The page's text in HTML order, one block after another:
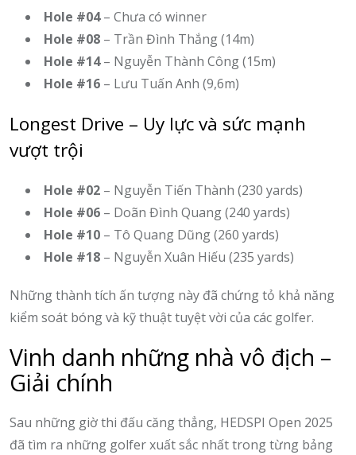
Hole #04– Chưa có winner
Hole #08 – Trần Đình Thắng (14m)
Hole #14– Nguyễn Thành Công (15m)
Hole #16 – Lưu Tuấn Anh (9,6m)
Longest Drive – Uy lực và sức mạnh
vượt trội
Hole #02 – Nguyễn Tiến Thành (230 yards)
Hole #06 – Doãn Đình Quang (240 yards)
Hole #10 – Tô Quang Dũng (260 yards)
Hole #18 – Nguyễn Xuân Hiếu (235 yards)
Những thành tích ấn tượng này đã chứng tỏ khả năng
kiểm soát bóng và kỹ thuật tuyệt vời của các golfer.
Vinh danh những nhà vô địch –
Giải chính
Sau những giờ thi đấu căng thẳng, HEDSPI Open 2025
đã tìm ra những golfer xuất sắc nhất trong từng bảng